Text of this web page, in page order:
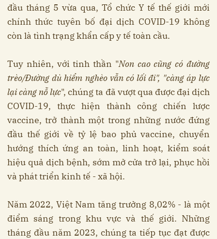
đầu tháng 5 vừa qua, Tổ chức Y tế thế giới mới
chính thức tuyên bố đại dịch COVID-19 không
còn là tình trạng khẩn cấp y tế toàn cầu.
Tuy nhiên, với tinh thần "Non cao cũng có đường
trèo/Đường dù hiểm nghèo vẫn có lối đi", "càng áp lực
lại càng nỗ lực", chúng ta đã vượt qua được đại dịch
COVID-19, thực hiện thành công chiến lược
vaccine, trở thành một trong những nước đứng
đầu thế giới về tỷ lệ bao phủ vaccine, chuyển
hướng thích ứng an toàn, linh hoạt, kiểm soát
hiệu quả dịch bệnh, sớm mở cửa trở lại, phục hồi
và phát triển kinh tế - xã hội.
Năm 2022, Việt Nam tăng trưởng 8,02% - là một
điểm sáng trong khu vực và thế giới. Những
tháng đầu năm 2023, chúng ta tiếp tục đạt được